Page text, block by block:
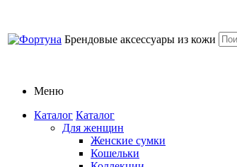
Брендовые аксессуары из кожи
Меню
Каталог Каталог
Для женщин
Женские сумки
Кошельки